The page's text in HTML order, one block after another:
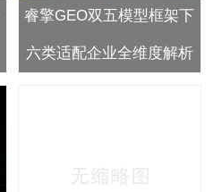
睿擎GEO双五模型框架下
六类适配企业全维度解析